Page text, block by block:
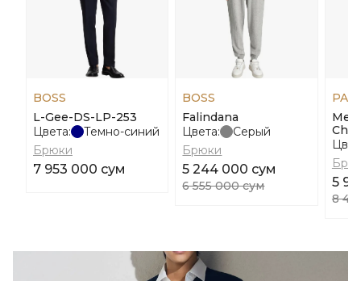
BOSS
L-Gee-DS-LP-253
Цвета:
Темно-синий
Брюки
7 953 000 сум
BOSS
Falindana
Цвета:
Серый
Брюки
5 244 000 сум
6 555 000 сум 5
8